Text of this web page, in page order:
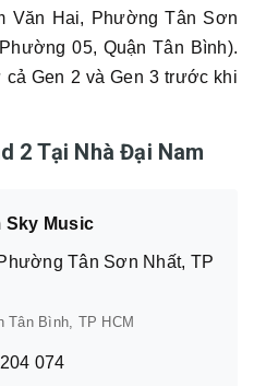
Văn Hai, Phường Tân Sơn
05, Quận Tân Bình).
cả Gen 2 và Gen 3 trước khi
2 Tại Nhà Đại Nam
Sky Music
Tân Sơn Nhất, TP
Bình, TP HCM
074